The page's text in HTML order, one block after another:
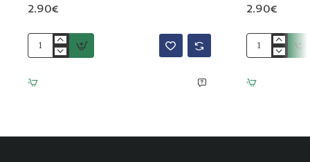
2.90€
Perline
in
vetro
2.90€
Perline
in
vetro